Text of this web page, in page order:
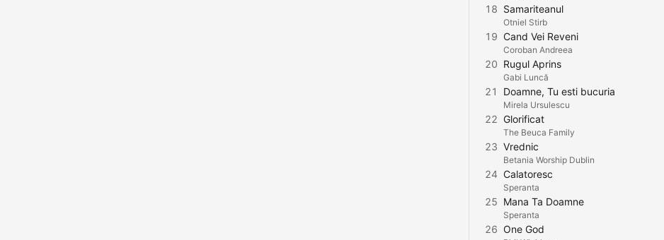
18 Samariteanul
Otniel Stirb
19 Cand Vei Reveni
Coroban Andreea
20 Rugul Aprins
Gabi Luncă
21 Doamne, Tu esti bucuria
Mirela Ursulescu
22 Glorificat
The Beuca Family
23 Vrednic
Betania Worship Dublin
24 Calatoresc
Speranta
25 Mana Ta Doamne
Speranta
26 One God